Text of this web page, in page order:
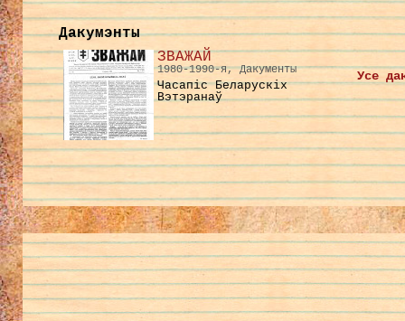
Дакумэнты
ЗВАЖАЙ
1980-1990-я, Дакументы
Часапіс Беларускіх
Вэтэранаў
Усе